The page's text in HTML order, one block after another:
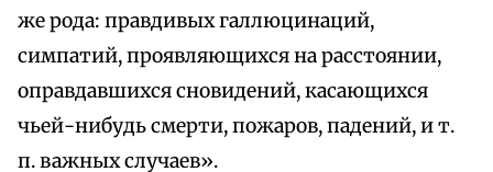
же рода: правдивых галлюцинаций,
симпатий, проявляющихся на расстоянии,
оправдавшихся сновидений, касающихся
чьей-нибудь смерти, пожаров, падений, и т.
п. важных случаев».